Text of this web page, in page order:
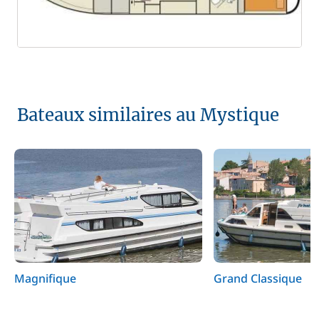
Bateaux similaires au Mystique
Magnifique Grand Classique